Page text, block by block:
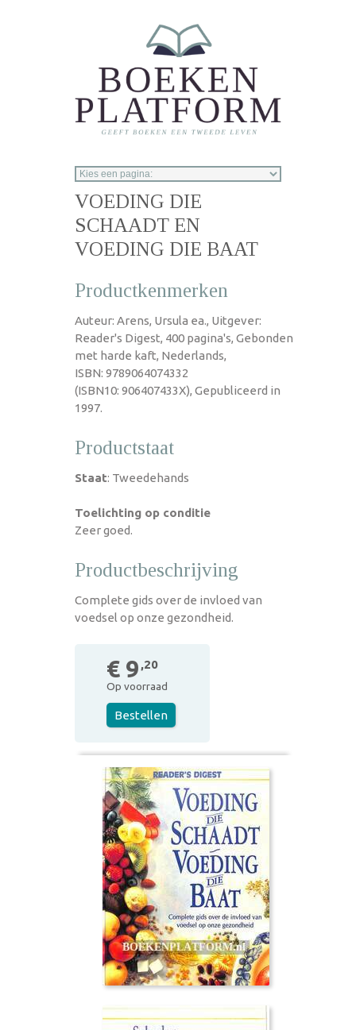
VOEDING DIE
SCHAADT EN
VOEDING DIE BAAT
Productkenmerken
Auteur: Arens, Ursula ea., Uitgever:
Reader's Digest, 400 pagina's, Gebonden
met harde kaft, Nederlands,
ISBN: 9789064074332
(ISBN10: 906407433X), Gepubliceerd in
1997.
Productstaat
Staat: Tweedehands
Toelichting op conditie
Zeer goed.
Productbeschrijving
Complete gids over de invloed van
voedsel op onze gezondheid.
€ 9 ,20
Op voorraad
Bestellen